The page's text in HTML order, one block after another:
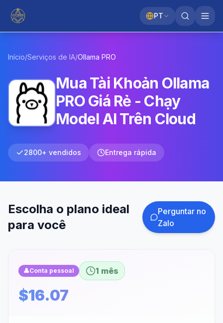
PT
Início/Serviços de IA/Ollama PRO
Mua Tài Khoản Ollama
PRO Giá Rẻ - Chạy
Model AI Trên Cloud
2800+ vendidos Entrega rápida
Escolha o plano ideal
para você
Perguntar no
Zalo
👤Conta pessoal 1 mês
$16.07